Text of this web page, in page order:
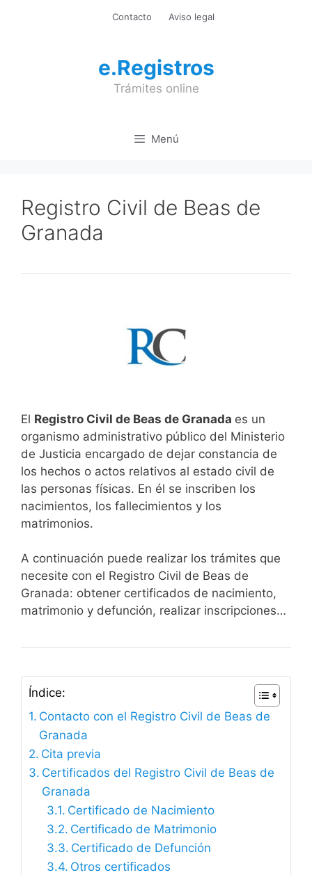
Contacto Aviso legal
e.Registros
Trámites online
Menú
Registro Civil de Beas de
Granada
El Registro Civil de Beas de Granada es un
organismo administrativo público del Ministerio
de Justicia encargado de dejar constancia de
los hechos o actos relativos al estado civil de
las personas físicas. En él se inscriben los
nacimientos, los fallecimientos y los
matrimonios.
A continuación puede realizar los trámites que
necesite con el Registro Civil de Beas de
Granada: obtener certificados de nacimiento,
matrimonio y defunción, realizar inscripciones…
Índice:
Contacto con el Registro Civil de Beas de
Granada
Cita previa
Certificados del Registro Civil de Beas de
Granada
Certificado de Nacimiento
Certificado de Matrimonio
Certificado de Defunción
Otros certificados